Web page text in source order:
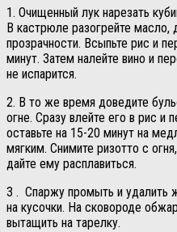
1. Очищенный лук нарезать
В кастрюле разогрейте масло,
прозрачности. Всыпьте рис и
минут. Затем налейте вино и
не испарится.
2. В то же время доведите
огне. Сразу влейте его в рис и
оставьте на 15-20 минут на
мягким. Снимите ризотто с
дайте ему расплавиться.
3 . Спаржу промыть и удалить
на кусочки. На сковороде
вытащить на тарелку.